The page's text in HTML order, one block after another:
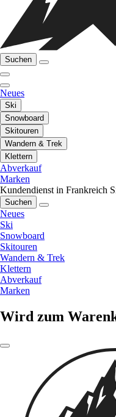
Suchen
Neues
Ski
Snowboard
Skitouren
Wandern & Trek
Klettern
Abverkauf
Marken
Kundendienst in Frankreich
Suchen
Neues
Ski
Snowboard
Skitouren
Wandern & Trek
Klettern
Abverkauf
Marken
Wird zum